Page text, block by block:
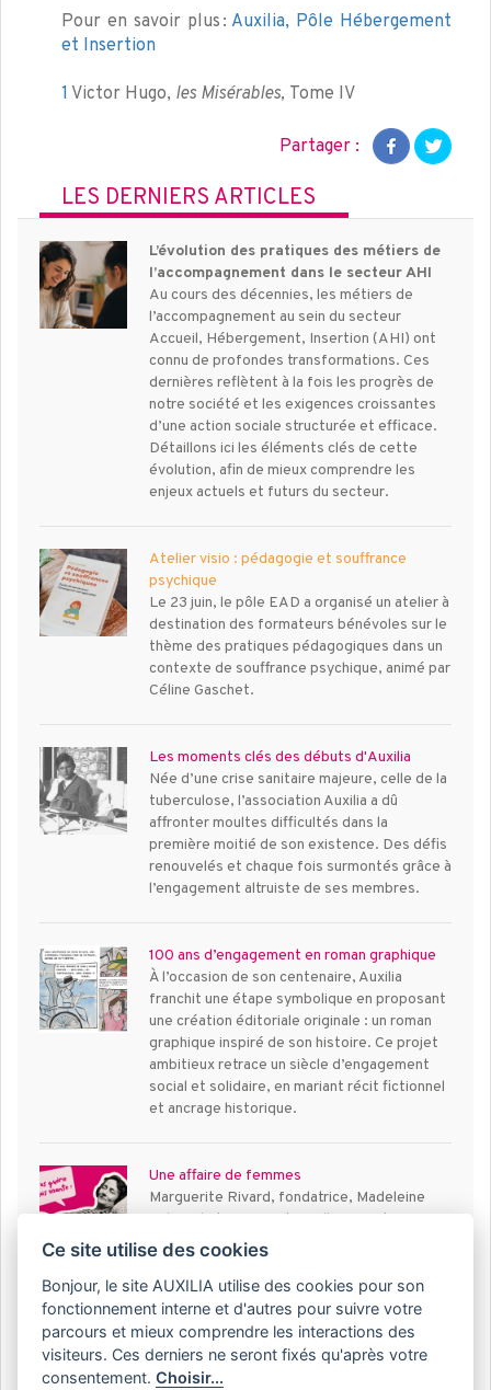
Pour en savoir plus : Auxilia, Pôle Hébergement
et Insertion
1 Victor Hugo, les Misérables, Tome IV
Partager :
LES DERNIERS ARTICLES
L’évolution des pratiques des métiers de
l’accompagnement dans le secteur AHI
Au cours des décennies, les métiers de
l’accompagnement au sein du secteur
Accueil, Hébergement, Insertion (AHI) ont
connu de profondes transformations. Ces
dernières reflètent à la fois les progrès de
notre société et les exigences croissantes
d’une action sociale structurée et efficace.
Détaillons ici les éléments clés de cette
évolution, afin de mieux comprendre les
enjeux actuels et futurs du secteur.
Atelier visio : pédagogie et souffrance
psychique
Le 23 juin, le pôle EAD a organisé un atelier à
destination des formateurs bénévoles sur le
thème des pratiques pédagogiques dans un
contexte de souffrance psychique, animé par
Céline Gaschet.
Les moments clés des débuts d'Auxilia
Née d’une crise sanitaire majeure, celle de la
tuberculose, l’association Auxilia a dû
affronter moultes difficultés dans la
première moitié de son existence. Des défis
renouvelés et chaque fois surmontés grâce à
l’engagement altruiste de ses membres.
100 ans d’engagement en roman graphique
À l’occasion de son centenaire, Auxilia
franchit une étape symbolique en proposant
une création éditoriale originale : un roman
graphique inspiré de son histoire. Ce projet
ambitieux retrace un siècle d’engagement
social et solidaire, en mariant récit fictionnel
et ancrage historique.
Une affaire de femmes
Marguerite Rivard, fondatrice, Madeleine
Lebecel et Marguerite Pellecier, vite
devenues ses comparses, n’avaient pas 30
ans lorsqu’elles ont créé Auxilia. Sur une idée
simple : sortir de l’isolement celles et ceux
que la maladie a mis à l’écart de la société.
Le lien épistolaire initié par Marguerite
Rivard, se transforme très vite en porteur de
savoirs. Des cours par correspondance qui,
Ce site utilise des cookies
Bonjour, le site AUXILIA utilise des cookies pour son
fonctionnement interne et d'autres pour suivre votre
parcours et mieux comprendre les interactions des
visiteurs. Ces derniers ne seront fixés qu'après votre
consentement.Choisir...